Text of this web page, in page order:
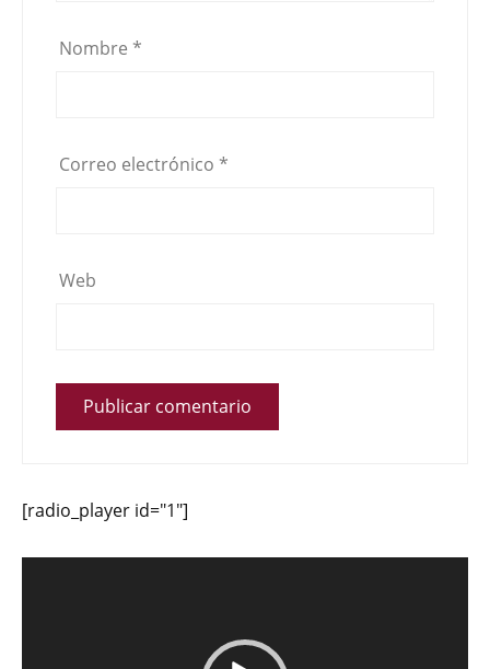
Nombre *
Correo electrónico *
Web
[radio_player id="1"]